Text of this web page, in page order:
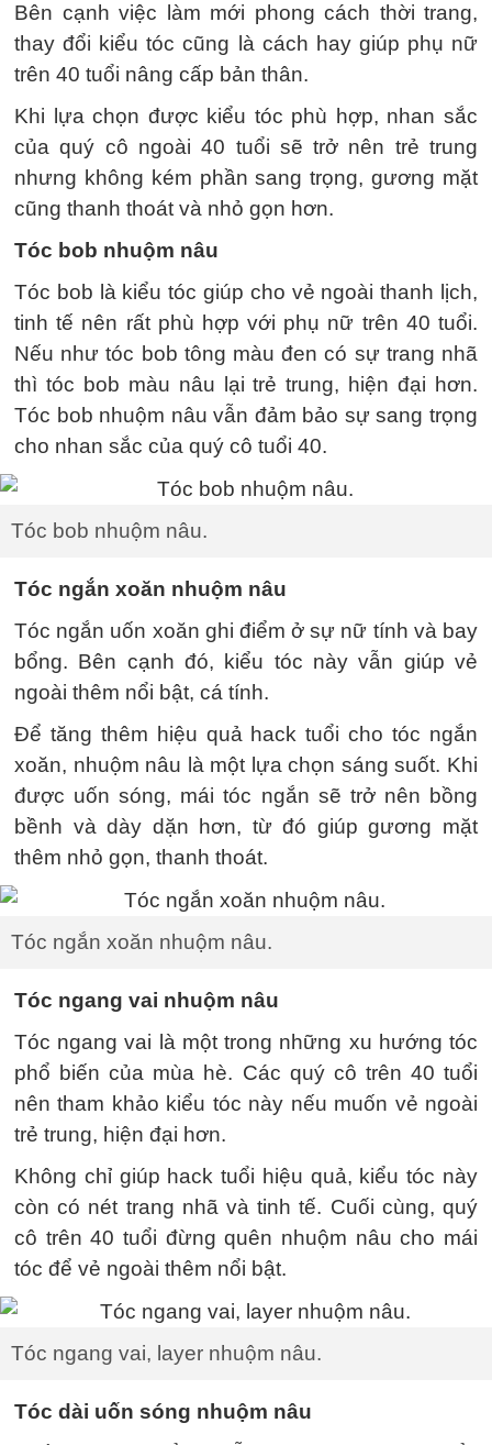
Bên cạnh việc làm mới phong cách thời trang,
thay đổi kiểu tóc cũng là cách hay giúp phụ nữ
trên 40 tuổi nâng cấp bản thân.
Khi lựa chọn được kiểu tóc phù hợp, nhan sắc
của quý cô ngoài 40 tuổi sẽ trở nên trẻ trung
nhưng không kém phần sang trọng, gương mặt
cũng thanh thoát và nhỏ gọn hơn.
Tóc bob nhuộm nâu
Tóc bob là kiểu tóc giúp cho vẻ ngoài thanh lịch,
tinh tế nên rất phù hợp với phụ nữ trên 40 tuổi.
Nếu như tóc bob tông màu đen có sự trang nhã
thì tóc bob màu nâu lại trẻ trung, hiện đại hơn.
Tóc bob nhuộm nâu vẫn đảm bảo sự sang trọng
cho nhan sắc của quý cô tuổi 40.
Tóc bob nhuộm nâu.
Tóc ngắn xoăn nhuộm nâu
Tóc ngắn uốn xoăn ghi điểm ở sự nữ tính và bay
bổng. Bên cạnh đó, kiểu tóc này vẫn giúp vẻ
ngoài thêm nổi bật, cá tính.
Để tăng thêm hiệu quả hack tuổi cho tóc ngắn
xoăn, nhuộm nâu là một lựa chọn sáng suốt. Khi
được uốn sóng, mái tóc ngắn sẽ trở nên bồng
bềnh và dày dặn hơn, từ đó giúp gương mặt
thêm nhỏ gọn, thanh thoát.
Tóc ngắn xoăn nhuộm nâu.
Tóc ngang vai nhuộm nâu
Tóc ngang vai là một trong những xu hướng tóc
phổ biến của mùa hè. Các quý cô trên 40 tuổi
nên tham khảo kiểu tóc này nếu muốn vẻ ngoài
trẻ trung, hiện đại hơn.
Không chỉ giúp hack tuổi hiệu quả, kiểu tóc này
còn có nét trang nhã và tinh tế. Cuối cùng, quý
cô trên 40 tuổi đừng quên nhuộm nâu cho mái
tóc để vẻ ngoài thêm nổi bật.
Tóc ngang vai, layer nhuộm nâu.
Tóc dài uốn sóng nhuộm nâu